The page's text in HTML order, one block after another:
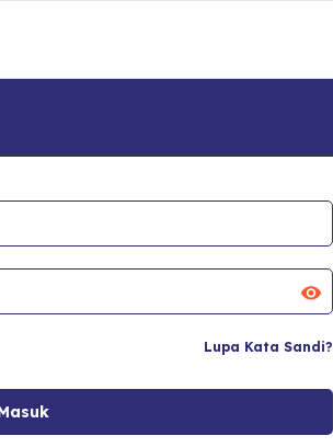
Lupa Kata Sandi?